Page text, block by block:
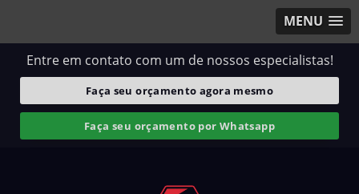
MENU
Entre em contato com um de nossos especialistas!
Faça seu orçamento agora mesmo
Faça seu orçamento por Whatsapp